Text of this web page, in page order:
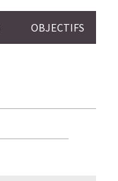
OBJECTIFS